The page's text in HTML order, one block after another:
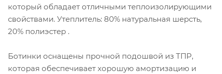
который обладает отличными теплоизолирующими
свойствами. Утеплитель: 80% натуральная шерсть,
20% полиэстер .
Ботинки оснащены прочной подошвой из ТПР,
которая обеспечивает хорошую амортизацию и